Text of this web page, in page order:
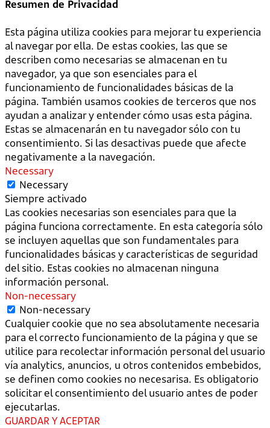
Resumen de Privacidad
Esta página utiliza cookies para mejorar tu experiencia
al navegar por ella. De estas cookies, las que se
describen como necesarias se almacenan en tu
navegador, ya que son esenciales para el
funcionamiento de funcionalidades básicas de la
página. También usamos cookies de terceros que nos
ayudan a analizar y entender cómo usas esta página.
Estas se almacenarán en tu navegador sólo con tu
consentimiento. Si las desactivas puede que afecte
negativamente a la navegación.
Necessary
Necessary
Siempre activado
Las cookies necesarias son esenciales para que la
página funciona correctamente. En esta categoría sólo
se incluyen aquellas que son fundamentales para
funcionalidades básicas y características de seguridad
del sitio. Estas cookies no almacenan ninguna
información personal.
Non-necessary
Non-necessary
Cualquier cookie que no sea absolutamente necesaria
para el correcto funcionamiento de la página y que se
utilice para recolectar información personal del usuario
vía analytics, anuncios, u otros contenidos embebidos,
se definen como cookies no necesarisa. Es obligatorio
solicitar el consentimiento del usuario antes de poder
ejecutarlas.
GUARDAR Y ACEPTAR